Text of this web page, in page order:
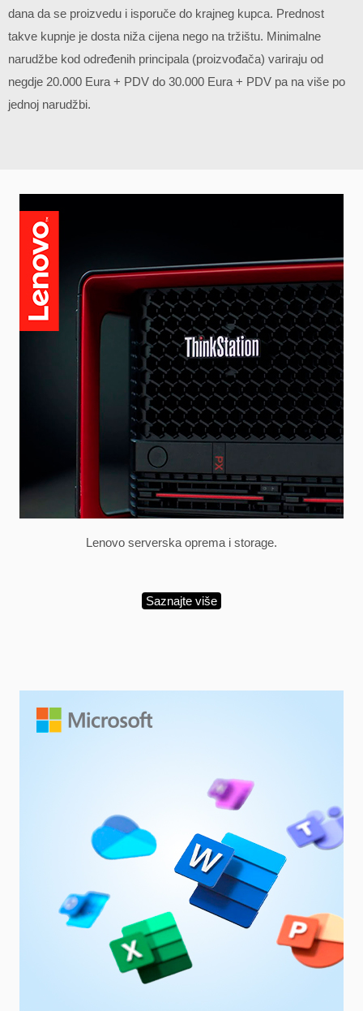
dana da se proizvedu i isporuče do krajneg kupca. Prednost
takve kupnje je dosta niža cijena nego na tržištu. Minimalne
narudžbe kod određenih principala (proizvođača) variraju od
negdje 20.000 Eura + PDV do 30.000 Eura + PDV pa na više po
jednoj narudžbi.
Lenovo serverska oprema i storage.
Saznajte više